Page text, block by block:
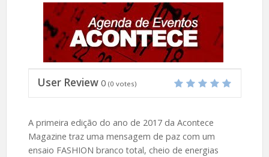
User Review 0 (0 votes)
A primeira edição do ano de 2017 da Acontece
Magazine traz uma mensagem de paz com um
ensaio FASHION branco total, cheio de energias